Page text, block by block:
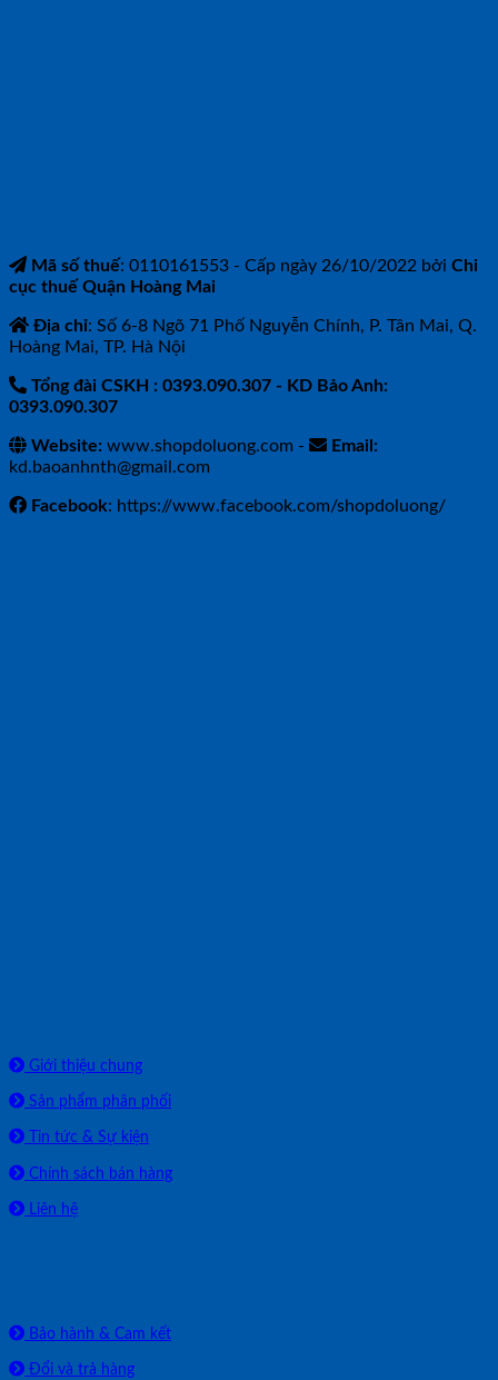
Mã số thuế: 0110161553 - Cấp ngày 26/10/2022 bởi Chi
cục thuế Quận Hoàng Mai
Địa chỉ: Số 6-8 Ngõ 71 Phố Nguyễn Chính, P. Tân Mai, Q.
Hoàng Mai, TP. Hà Nội
Tổng đài CSKH : 0393.090.307 - KD Bảo Anh:
0393.090.307
Website: www.shopdoluong.com -
Email:
kd.baoanhnth@gmail.com
Facebook: https://www.facebook.com/shopdoluong/
Giới thiệu chung
Sản phẩm phân phối
Tin tức & Sự kiện
Chính sách bán hàng
Liên hệ
Bảo hành & Cam kết
Đổi và trả hàng